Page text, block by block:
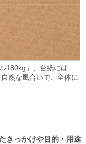
180kg」、台紙には
然な風合いで、全体に
きっかけや目的・用途